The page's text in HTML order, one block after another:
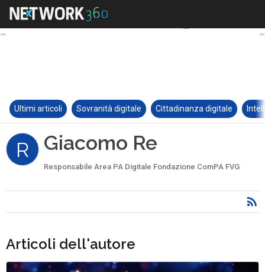
Ultimi articoli Sovranità digitale Cittadinanza digitale
R Giacomo Re
Responsabile Area PA Digitale Fondazione ComPA FVG
Articoli dell'autore